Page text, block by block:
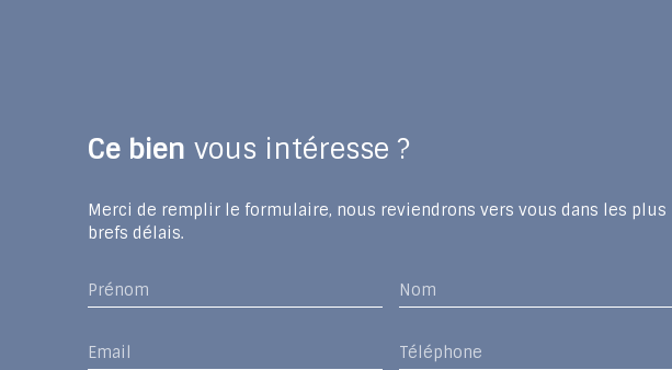
Ce bien vous intéresse ?
Merci de remplir le formulaire, nous reviendrons vers vous dans les plus
brefs délais.
Prénom Nom
Email Téléphone